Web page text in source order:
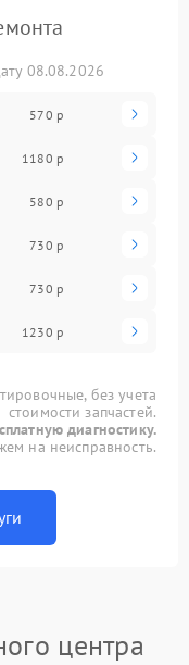
08.08.2026
570 р
1180 р
580 р
730 р
730 р
1230 р
без учета
стоимости запчастей.
диагностику.
на неисправность.
центра